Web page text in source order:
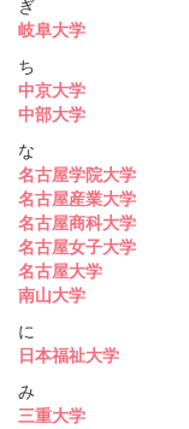
ぎ
岐阜大学
ち
中京大学
中部大学
な
名古屋学院大学
名古屋産業大学
名古屋商科大学
名古屋女子大学
名古屋大学
南山大学
に
日本福祉大学
み
三重大学